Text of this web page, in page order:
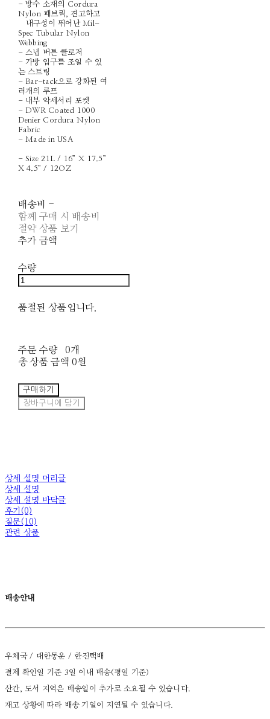
- 방수 소재의 Cordura
Nylon 패브릭, 견고하고
내구성이 뛰어난 Mil-
Spec Tubular Nylon
Webbing
- 스냅 버튼 클로저
- 가방 입구를 조일 수 있
는 스트링
- Bar-tack으로 강화된 여
러개의 루프
- 내부 악세서리 포켓
- DWR Coated 1000
Denier Cordura Nylon
Fabric
- Made in USA
- Size 21L / 16” X 17.5”
X 4.5” / 12OZ
배송비 -
함께 구매 시 배송비
절약 상품 보기
추가 금액
수량
품절된 상품입니다.
주문 수량
0개
총 상품 금액 0원
구매하기
장바구니에 담기
상세 설명 머리글
상세 설명
상세 설명 바닥글
후기(0)
질문(10)
관련 상품
배송안내
우체국 / 대한통운 / 한진택배
결제 확인일 기준 3일 이내 배송(평일 기준)
산간, 도서 지역은 배송일이 추가로 소요될 수 있습니다.
재고 상황에 따라 배송 기일이 지연될 수 있습니다.